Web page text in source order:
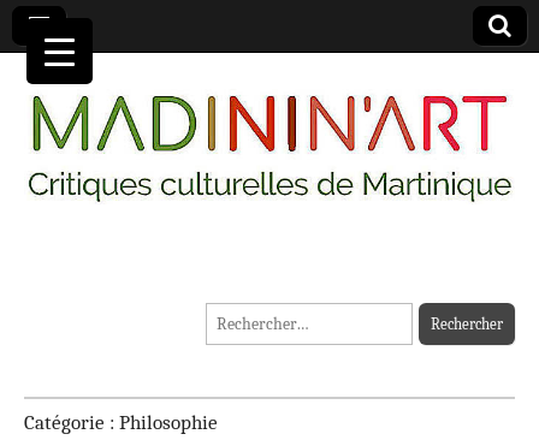
MADININ'ART
Rechercher :
Catégorie : Philosophie